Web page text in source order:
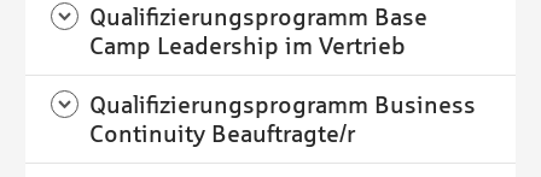
Qualifizierungsprogramm Base
Camp Leadership im Vertrieb
Qualifizierungsprogramm Business
Continuity Beauftragte/r